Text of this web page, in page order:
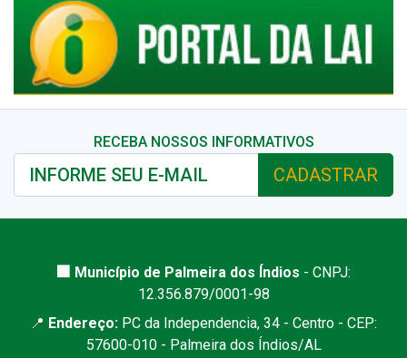
RECEBA NOSSOS INFORMATIVOS
CADASTRAR
🏢 Município de Palmeira dos Índios - CNPJ:
12.356.879/0001-98
📍 Endereço: PC da Independencia, 34 - Centro - CEP:
57600-010 - Palmeira dos Índios/AL